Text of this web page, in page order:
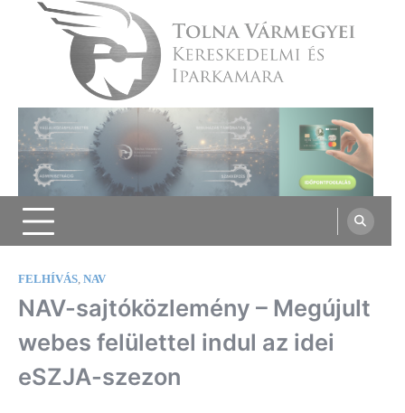
Tolna Vármegyei Kereskedelmi és
Iparkamara
FELHÍVÁS, NAV
NAV-sajtóközlemény – Megújult
webes felülettel indul az idei
eSZJA-szezon